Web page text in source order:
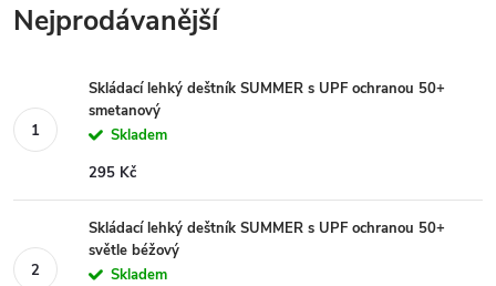
Nejprodávanější
Skládací lehký deštník SUMMER s UPF ochranou 50+
smetanový
Skladem
295 Kč
Skládací lehký deštník SUMMER s UPF ochranou 50+
světle béžový
Skladem